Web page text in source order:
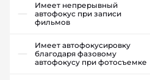
Имеет непрерывный
автофокус при записи
фильмов
Имеет автофокусировку
благодаря фазовому
автофокусу при фотосъемке